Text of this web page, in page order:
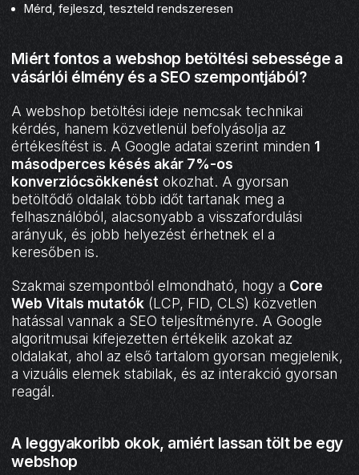
Mérd, fejleszd, teszteld rendszeresen
Miért fontos a webshop betöltési sebessége a
vásárlói élmény és a SEO szempontjából?
A webshop betöltési ideje nemcsak technikai
kérdés, hanem közvetlenül befolyásolja az
értékesítést is. A Google adatai szerint minden 1
másodperces késés akár 7%-os
konverziócsökkenést okozhat. A gyorsan
betöltődő oldalak több időt tartanak meg a
felhasználóból, alacsonyabb a visszafordulási
arányuk, és jobb helyezést érhetnek el a
keresőben is.
Szakmai szempontból elmondható, hogy a Core
Web Vitals mutatók (LCP, FID, CLS) közvetlen
hatással vannak a SEO teljesítményre. A Google
algoritmusai kifejezetten értékelik azokat az
oldalakat, ahol az első tartalom gyorsan megjelenik,
a vizuális elemek stabilak, és az interakció gyorsan
reagál.
A leggyakoribb okok, amiért lassan tölt be egy
webshop